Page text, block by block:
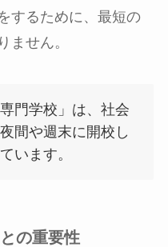
するために、最短の
ません。
門学校」は、社会
間や週末に開校し
います。
の重要性